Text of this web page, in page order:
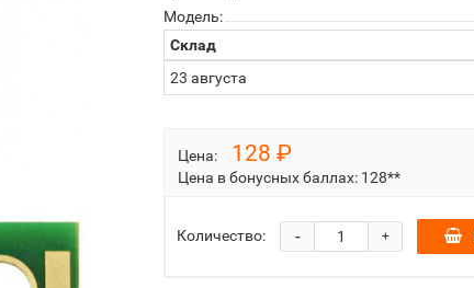
Модель:
Склад
23 августа
Цена: 128 ₽
Цена в бонусных баллах: 128**
Количество: +
-